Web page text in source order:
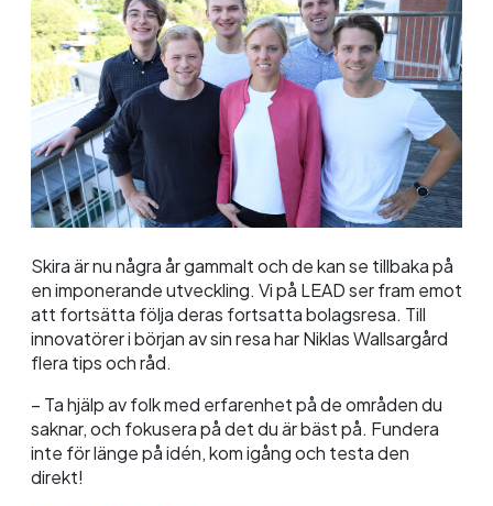
Skira är nu några år gammalt och de kan se tillbaka på
en imponerande utveckling. Vi på LEAD ser fram emot
att fortsätta följa deras fortsatta bolagsresa. Till
innovatörer i början av sin resa har Niklas Wallsargård
flera tips och råd.
– Ta hjälp av folk med erfarenhet på de områden du
saknar, och fokusera på det du är bäst på. Fundera
inte för länge på idén, kom igång och testa den
direkt!